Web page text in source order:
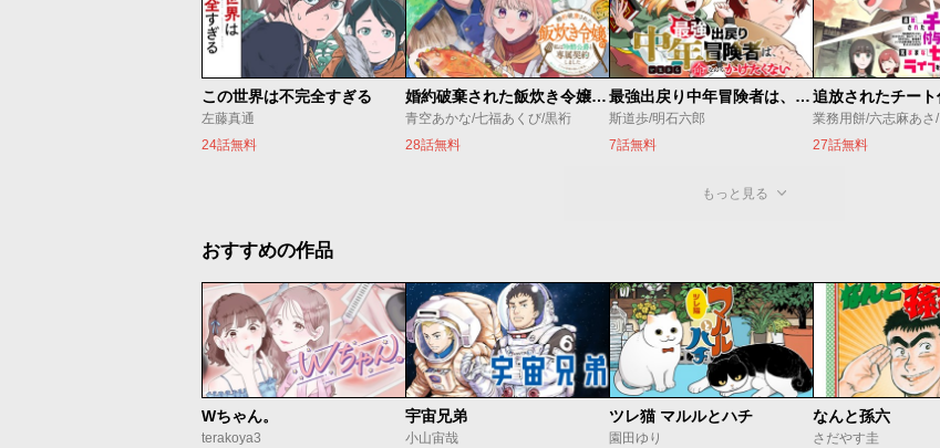
この世界は不完全すぎる
左藤真通
24話無料
婚約破棄された飯炊き令嬢の私は冷酷公爵と専属契約しました～ですが胃袋を掴んだ結果、冷たかった公爵様がどんどん優しくなっています～
青空あかな/七福あくび/黒裄
28話無料
最強出戻り中年冒険者は、今さら命なんてかけたくない
斯道歩/明石六郎
7話無料
業務用餅/六志麻あさ/
27話無料
もっと見る
おすすめの作品
Wちゃん。
terakoya3
宇宙兄弟
小山宙哉
ツレ猫 マルルとハチ
園田ゆり
なんと孫六
さだやす圭